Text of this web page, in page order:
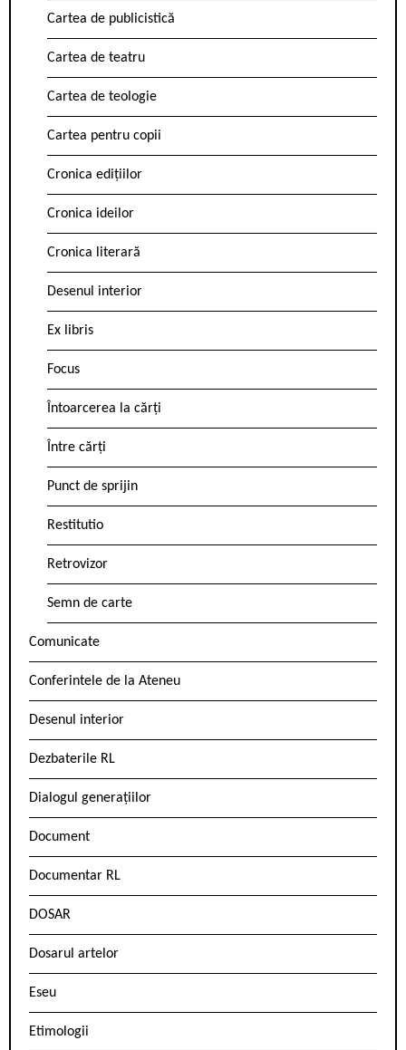
Cartea de publicistică
Cartea de teatru
Cartea de teologie
Cartea pentru copii
Cronica edițiilor
Cronica ideilor
Cronica literară
Desenul interior
Ex libris
Focus
Întoarcerea la cărți
Între cărți
Punct de sprijin
Restitutio
Retrovizor
Semn de carte
Comunicate
Conferintele de la Ateneu
Desenul interior
Dezbaterile RL
Dialogul generațiilor
Document
Documentar RL
DOSAR
Dosarul artelor
Eseu
Etimologii